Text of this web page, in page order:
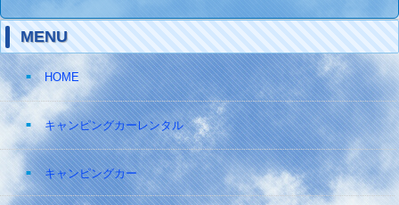
MENU
HOME
キャンピングカーレンタル
キャンピングカー